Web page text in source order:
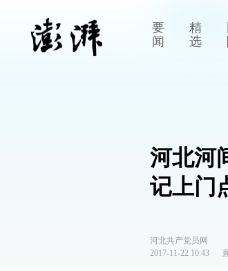
要
闻
精
选
河北河
记上门
河北共产党员网
2017-11-22 10:43